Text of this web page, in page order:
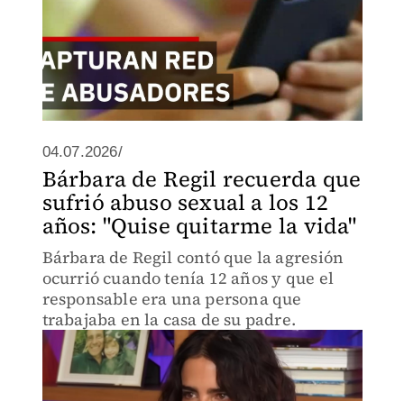
04.07.2026/
Bárbara de Regil recuerda que
sufrió abuso sexual a los 12
años: "Quise quitarme la vida"
Bárbara de Regil contó que la agresión
ocurrió cuando tenía 12 años y que el
responsable era una persona que
trabajaba en la casa de su padre.